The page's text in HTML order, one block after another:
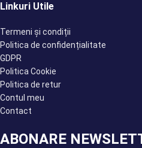
Linkuri Utile
Termeni și condiții
Politica de confidențialitate
GDPR
Politica Cookie
Politica de retur
Contul meu
Contact
ABONARE